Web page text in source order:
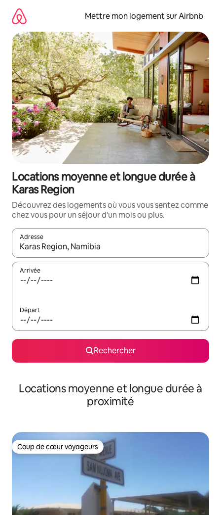
directement
contenu
Mettre mon logement sur Airbnb
Locations moyenne et longue durée à
Karas Region
Découvrez des logements où vous vous sentez comme
chez vous pour un séjour d'un mois ou plus.
Adresse
Lorsque les résultats s'affichent, utilisez les flèches vers le
Arrivée
Départ
Rechercher
Locations moyenne et longue durée à
proximité
Coup de cœur voyageurs
Coup de cœur voyageurs